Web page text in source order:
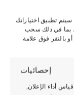
سيتم تطبيق اختياراتك
بما في ذلك سحب
بالنقر فوق علامة
إحصائيات
أداء الإعلان,